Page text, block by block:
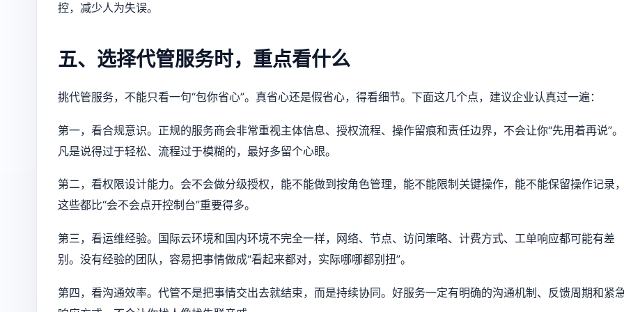
控，减少人为失误。
五、选择代管服务时，重点看什么
挑代管服务，不能只看一句“包你省心”。真省心还是假省心，得看细节。下面这几个点，建议企业认真过一遍：
第一，看合规意识。正规的服务商会非常重视主体信息、授权流程、操作留痕和责任边界，不会让你“先用着再说”。
凡是说得过于轻松、流程过于模糊的，最好多留个心眼。
第二，看权限设计能力。会不会做分级授权，能不能做到按角色管理，能不能限制关键操作，能不能保留操作记录
这些都比“会不会点开控制台”重要得多。
第三，看运维经验。国际云环境和国内环境不完全一样，网络、节点、访问策略、计费方式、工单响应都可能有差
别。没有经验的团队，容易把事情做成“看起来都对，实际哪哪都别扭”。
第四，看沟通效率。代管不是把事情交出去就结束，而是持续协同。好服务一定有明确的沟通机制、反馈周期和紧